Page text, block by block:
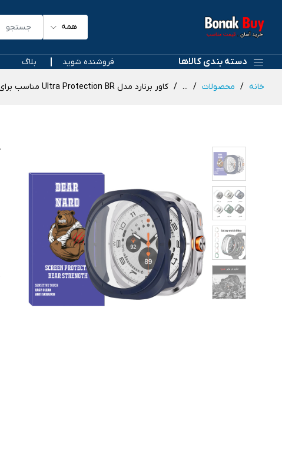
همه
دسته بندی کالاها فروشنده شوید بلاگ
خانه محصولات ... کاور برنارد مدل Ultra Protection BR مناسب برای ساعت هوشمند سامسونگ Galaxy Watch 7 Ultra 47mm